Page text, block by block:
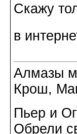
Скажу
в
Алмазы
Крош,
Пьер и
Обрели